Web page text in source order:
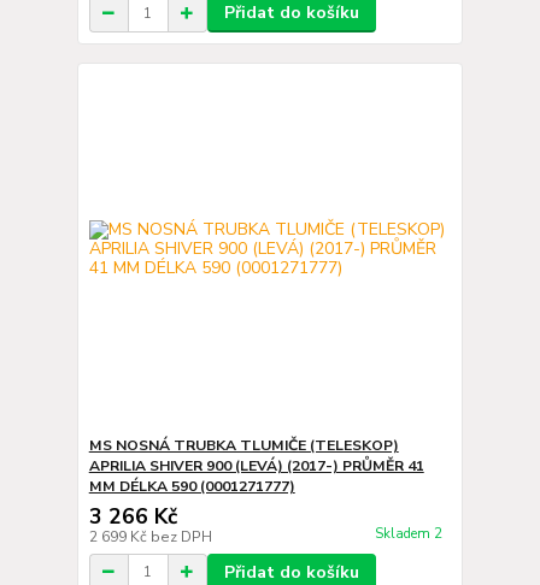
Přidat do košíku
MS NOSNÁ TRUBKA TLUMIČE (TELESKOP)
APRILIA SHIVER 900 (LEVÁ) (2017-) PRŮMĚR 41
MM DÉLKA 590 (0001271777)
3 266 Kč
2 699 Kč bez DPH Skladem 2
Přidat do košíku